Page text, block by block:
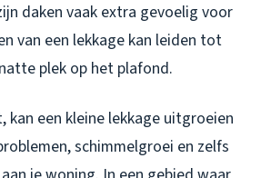
daken vaak extra gevoelig voor
van een lekkage kan leiden tot
plek op het plafond.
kan een kleine lekkage uitgroeien
schimmelgroei en zelfs